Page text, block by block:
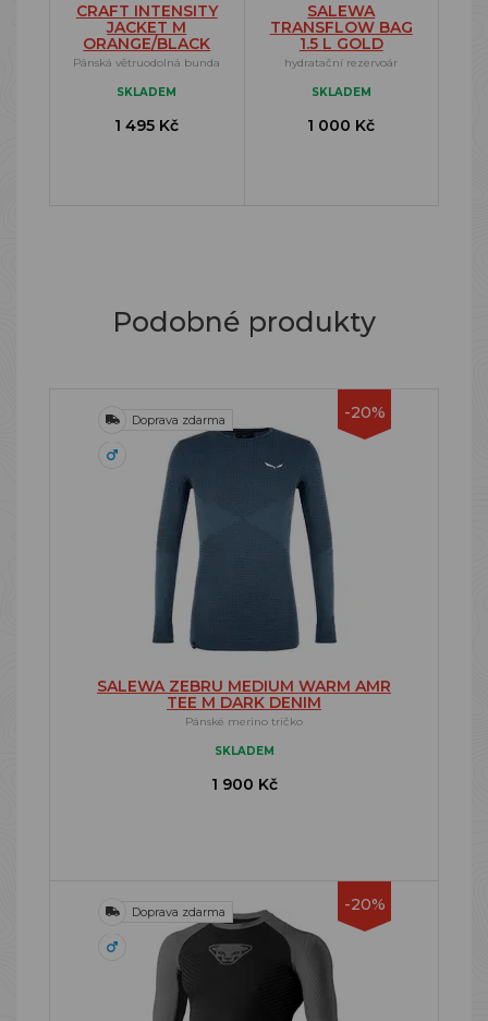
CRAFT INTENSITY
JACKET M
ORANGE/BLACK
Pánská větruodolná bunda
SKLADEM
1 495 Kč
SALEWA
TRANSFLOW BAG
1.5 L GOLD
hydratační rezervoár
SKLADEM
1 000 Kč
Podobné produkty
-20%
Doprava zdarma
SALEWA ZEBRU MEDIUM WARM AMR
TEE M DARK DENIM
Pánské merino tričko
SKLADEM
1 900 Kč
-20%
Doprava zdarma